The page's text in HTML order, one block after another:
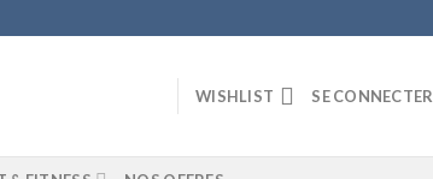
WISHLIST SE CONNECTER